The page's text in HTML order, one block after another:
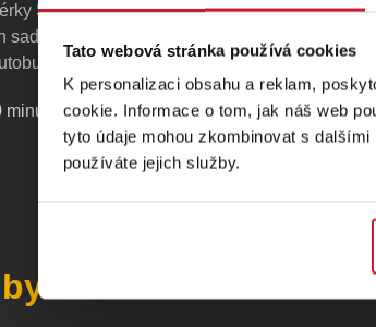
Tato webová stránka používá cookies
K personalizaci obsahu a reklam,
cookie. Informace o tom, jak náš web
tyto údaje mohou zkombinovat s
používáte jejich služby.
Stock v Prádle se vydáte kyvadlovým
sadech naproti parkovacího domu Rychtářka.
z Plzně do Prádla a zpět je cca 3
Vstupenka na prohlídku slouží také jako
minut
se vám líbit